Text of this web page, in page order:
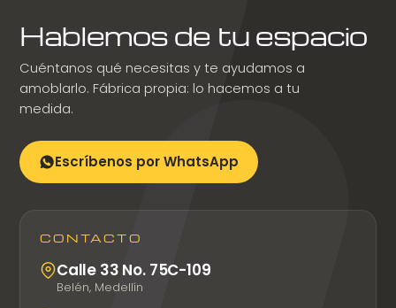
Hablemos de tu espacio
Cuéntanos qué necesitas y te ayudamos a
amoblarlo. Fábrica propia: lo hacemos a tu
medida.
Escríbenos por WhatsApp
CONTACTO
Calle 33 No. 75C-109
Belén, Medellín